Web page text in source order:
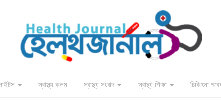
স্বাস্থ্য কলম স্বাস্থ্য সংবাদ স্বাস্থ্য শিক্ষা চিকিৎসা